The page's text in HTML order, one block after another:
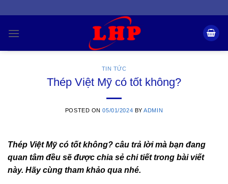
content
TIN TỨC
Thép Việt Mỹ có tốt không?
POSTED ON05/01/2024 BYADMIN
Thép Việt Mỹ có tốt không? câu trả lời mà bạn đang
quan tâm đều sẽ được chia sẻ chi tiết trong bài viết
này. Hãy cùng tham khảo qua nhé.